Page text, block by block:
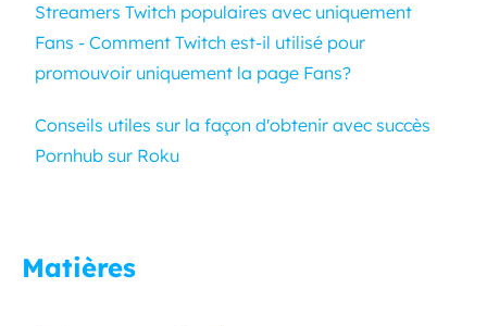
Streamers Twitch populaires avec uniquement
Fans - Comment Twitch est-il utilisé pour
promouvoir uniquement la page Fans?
Conseils utiles sur la façon d'obtenir avec succès
Pornhub sur Roku
Matières